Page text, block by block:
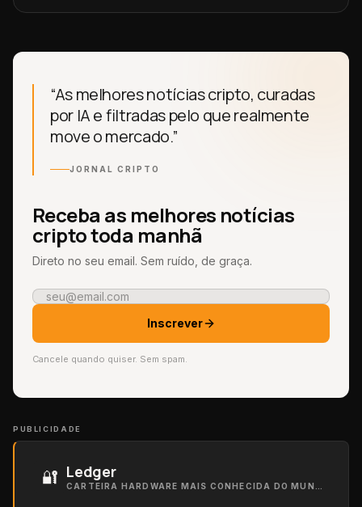
“As melhores notícias cripto, curadas
por IA e filtradas pelo que realmente
move o mercado.”
JORNAL CRIPTO
Receba as melhores notícias
cripto toda manhã
Direto no seu email. Sem ruído, de graça.
Inscrever
Cancele quando quiser. Sem spam.
PUBLICIDADE
🔐 Ledger